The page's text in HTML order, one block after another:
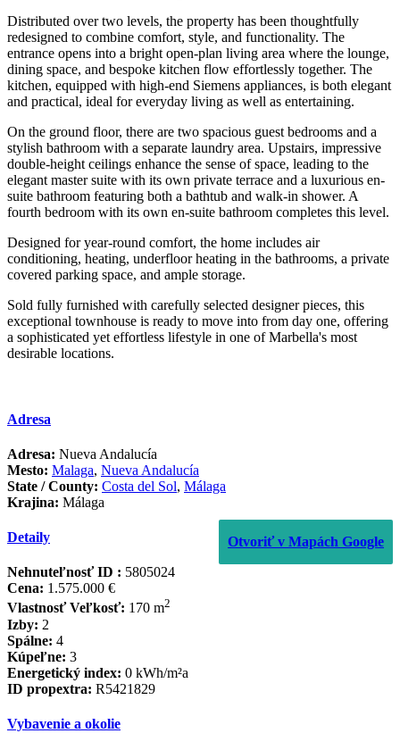
Distributed over two levels, the property has been thoughtfully
redesigned to combine comfort, style, and functionality. The
entrance opens into a bright open-plan living area where the lounge,
dining space, and bespoke kitchen flow effortlessly together. The
kitchen, equipped with high-end Siemens appliances, is both elegant
and practical, ideal for everyday living as well as entertaining.
On the ground floor, there are two spacious guest bedrooms and a
stylish bathroom with a separate laundry area. Upstairs, impressive
double-height ceilings enhance the sense of space, leading to the
elegant master suite with its own private terrace and a luxurious en-
suite bathroom featuring both a bathtub and walk-in shower. A
fourth bedroom with its own en-suite bathroom completes this level.
Designed for year-round comfort, the home includes air
conditioning, heating, underfloor heating in the bathrooms, a private
covered parking space, and ample storage.
Sold fully furnished ‌with ‌carefully ‌selected ‌designer ‌pieces, this
‌exceptional ‌townhouse is ‌ready to ‌move into from ‌day ‌one, ‌offering
a sophisticated ‌yet ‌effortless lifestyle in ‌one ‌of ‌Marbella's ‌most
‌desirable ‌locations.
Adresa
Adresa: Nueva Andalucía
Mesto: Malaga, Nueva Andalucía
State / County: Costa del Sol, Málaga
Krajina: Málaga
Otvoriť v Mapách Google
Detaily
Nehnuteľnosť ID : 5805024
Cena: 1.575.000 €
Vlastnosť Veľkosť: 170 m2
Izby: 2
Spálne: 4
Kúpeľne: 3
Energetický index: 0 kWh/m²a
ID propextra: R5421829
Vybavenie a okolie